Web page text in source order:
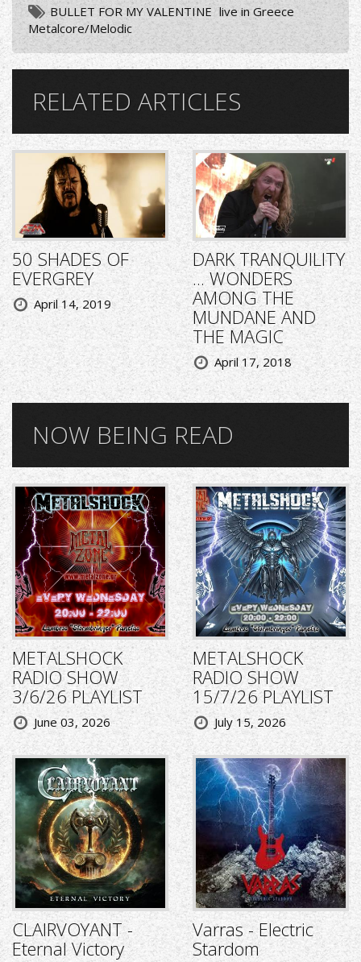
BULLET FOR MY VALENTINE live in Greece
Metalcore/Melodic
RELATED ARTICLES
50 SHADES OF
EVERGREY
April 14, 2019
DARK TRANQUILITY
... WONDERS
AMONG THE
MUNDANE AND
THE MAGIC
April 17, 2018
NOW BEING READ
METALSHOCK
RADIO SHOW
3/6/26 PLAYLIST
June 03, 2026
METALSHOCK
RADIO SHOW
15/7/26 PLAYLIST
July 15, 2026
CLAIRVOYANT -
Eternal Victory
Varras - Electric
Stardom